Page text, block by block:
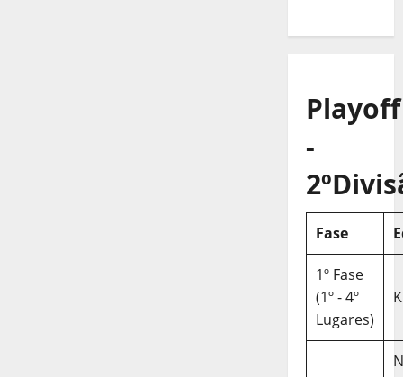
Playoff
-
Fase
1º Fase
(1º - 4º
Lugares)